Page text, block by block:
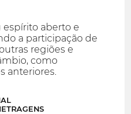
espírito aberto e
a participação de
regiões e
como
anteriores.